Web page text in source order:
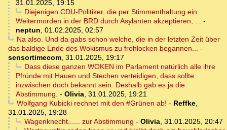
31.01.2025, 19:15
Diejenigen CDU-Politiker, die per Stimmenthaltung ein
Weitermorden in der BRD durch Asylanten akzeptieren, ... -
neptun, 01.02.2025, 02:57
Na also. Und da gabs schon welche, die in der letzten Zeit über
das baldige Ende des Wokismus zu frohlocken begannen... -
sensortimecom, 31.01.2025, 19:17
Dass diese ganzen WOKEN im Parlament natürlich alle ihre
Pfründe mit Hauen und Stechen verteidigen, dass sollte
inzwischen doch bekannt sein. Deshalb gab es ja die
Abstimmung. - Olivia, 31.01.2025, 19:21
Wolfgang Kubicki rechnet mit den #Grünen ab! - Reffke,
31.01.2025, 19:28
Wagenknecht...... zur Abstimmung - Olivia, 31.01.2025, 20:47